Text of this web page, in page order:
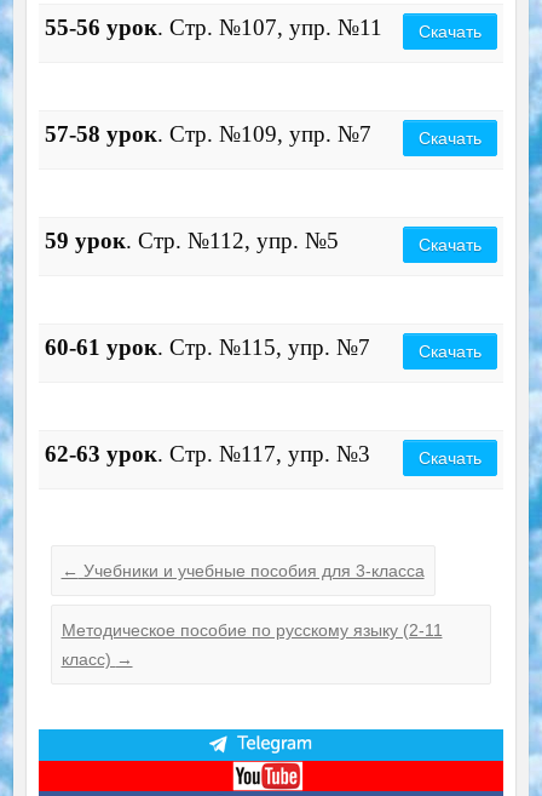
55-56 урок. Стр. №107, упр. №11 Скачать
57-58 урок. Стр. №109, упр. №7 Скачать
59 урок. Стр. №112, упр. №5 Скачать
60-61 урок. Стр. №115, упр. №7 Скачать
62-63 урок. Стр. №117, упр. №3 Скачать
← Учебники и учебные пособия для 3-класса
Методическое пособие по русскому языку (2-11
класс) →